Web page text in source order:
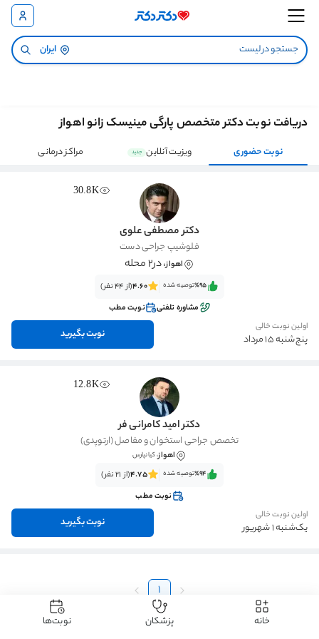
ایران
دریافت نوبت دکتر متخصص پارگی مینیسک زانو اهواز
نوبت حضوری ویزیت آنلاین جدید مراکز درمانی
30.8K
دکتر مصطفی علوی
فلوشیپ جراحی دست
اهواز، در2 محله
٪95‌‌‌توصیه شده 4.60(از 44 نفر)
مشاوره تلفنی
نوبت مطب
اولین نوبت خالی
پنج‌شنبه 15 مرداد نوبت بگیرید
12.8K
دکتر امید کامرانی فر
تخصص جراحی استخوان و مفاصل (ارتوپدی)
اهواز، کیانپارس
٪94‌‌‌توصیه شده 4.75(از 21 نفر)
نوبت مطب
اولین نوبت خالی
یک‌شنبه 1 شهریور نوبت بگیرید
1
خانه پزشکان نوبت‌ها